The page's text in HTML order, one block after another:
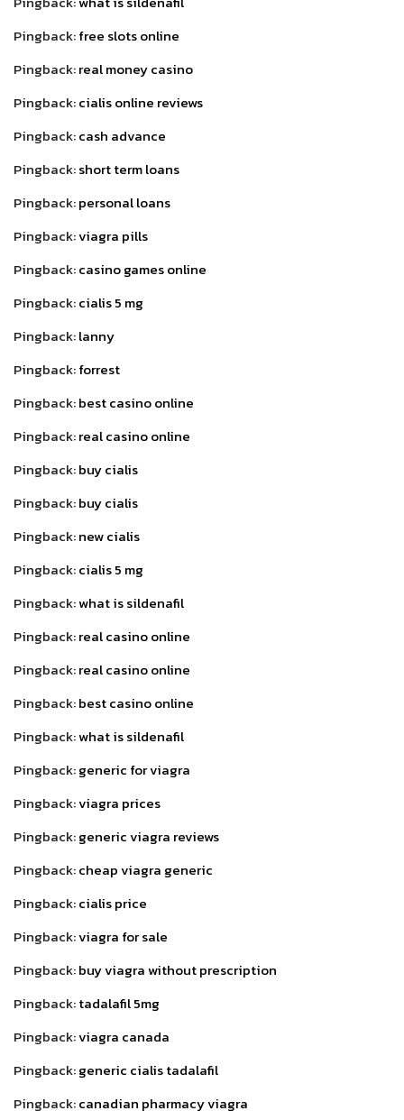
Pingback:free slots online
Pingback:real money casino
Pingback:cialis online reviews
Pingback:cash advance
Pingback:short term loans
Pingback:personal loans
Pingback:viagra pills
Pingback:casino games online
Pingback:cialis 5 mg
Pingback:lanny
Pingback:forrest
Pingback:best casino online
Pingback:real casino online
Pingback:buy cialis
Pingback:buy cialis
Pingback:new cialis
Pingback:cialis 5 mg
Pingback:what is sildenafil
Pingback:real casino online
Pingback:real casino online
Pingback:best casino online
Pingback:what is sildenafil
Pingback:generic for viagra
Pingback:viagra prices
Pingback:generic viagra reviews
Pingback:cheap viagra generic
Pingback:cialis price
Pingback:viagra for sale
Pingback:buy viagra without prescription
Pingback:tadalafil 5mg
Pingback:viagra canada
Pingback:generic cialis tadalafil
Pingback:canadian pharmacy viagra